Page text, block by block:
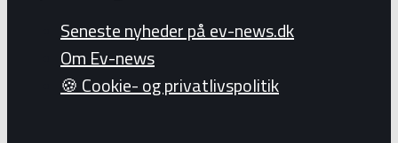
Seneste nyheder på ev-news.dk
Om Ev-news
🍪 Cookie- og privatlivspolitik